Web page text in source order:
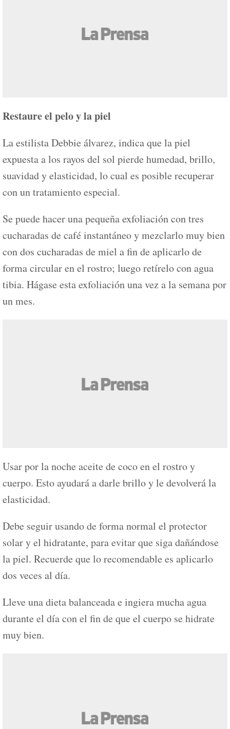
Restaure el pelo y la piel
La estilista Debbie álvarez, indica que la piel
expuesta a los rayos del sol pierde humedad, brillo,
suavidad y elasticidad, lo cual es posible recuperar
con un tratamiento especial.
Se puede hacer una pequeña exfoliación con tres
cucharadas de café instantáneo y mezclarlo muy bien
con dos cucharadas de miel a fin de aplicarlo de
forma circular en el rostro; luego retírelo con agua
tibia. Hágase esta exfoliación una vez a la semana por
un mes.
Usar por la noche aceite de coco en el rostro y
cuerpo. Esto ayudará a darle brillo y le devolverá la
elasticidad.
Debe seguir usando de forma normal el protector
solar y el hidratante, para evitar que siga dañándose
la piel. Recuerde que lo recomendable es aplicarlo
dos veces al día.
Lleve una dieta balanceada e ingiera mucha agua
durante el día con el fin de que el cuerpo se hidrate
muy bien.